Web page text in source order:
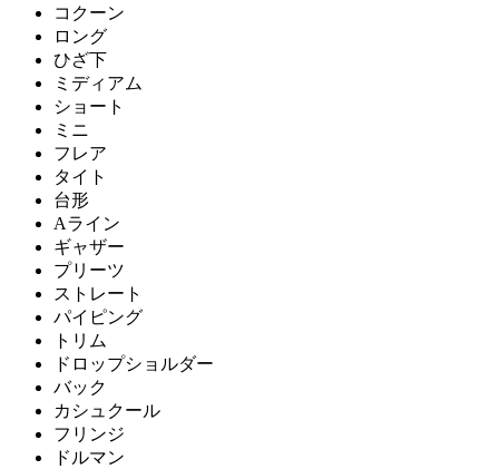
コクーン
ロング
ひざ下
ミディアム
ショート
ミニ
フレア
タイト
台形
Aライン
ギャザー
プリーツ
ストレート
パイピング
トリム
ドロップショルダー
バック
カシュクール
フリンジ
ドルマン